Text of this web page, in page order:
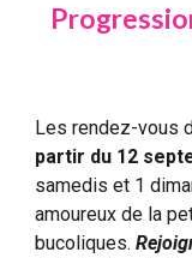
P
Les rendez-vous
partir du 12
samedis et 1
amoureux de la
bucoliques.